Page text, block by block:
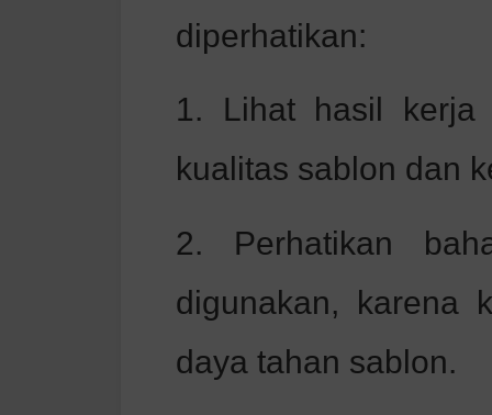
diperhatikan:
1. Lihat hasil kerja
kualitas sablon dan
2. Perhatikan
digunakan, karena
daya tahan sablon.